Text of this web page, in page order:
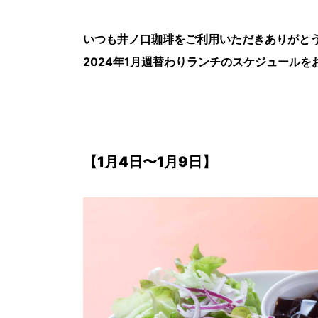
いつも井ノ口珈琲をご利用いただきありがと
2024年1月週替わりランチのスケジュールを
【1月4日〜1月9日 】